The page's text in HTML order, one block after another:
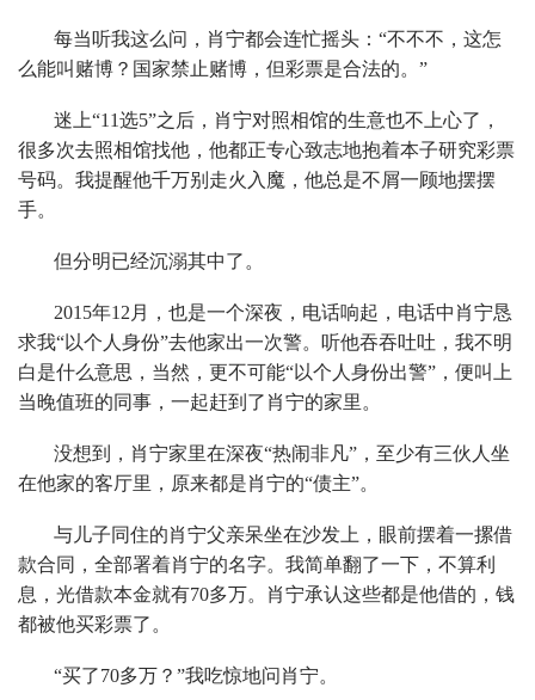
每当听我这么问，肖宁都会连忙摇头：“不不不，这怎
么能叫赌博？国家禁止赌博，但彩票是合法的。”
迷上“11选5”之后，肖宁对照相馆的生意也不上心了，
很多次去照相馆找他，他都正专心致志地抱着本子研究彩票
号码。我提醒他千万别走火入魔，他总是不屑一顾地摆摆
手。
但分明已经沉溺其中了。
2015年12月，也是一个深夜，电话响起，电话中肖宁恳
求我“以个人身份”去他家出一次警。听他吞吞吐吐，我不明
白是什么意思，当然，更不可能“以个人身份出警”，便叫上
当晚值班的同事，一起赶到了肖宁的家里。
没想到，肖宁家里在深夜“热闹非凡”，至少有三伙人坐
在他家的客厅里，原来都是肖宁的“债主”。
与儿子同住的肖宁父亲呆坐在沙发上，眼前摆着一摞借
款合同，全部署着肖宁的名字。我简单翻了一下，不算利
息，光借款本金就有70多万。肖宁承认这些都是他借的，钱
都被他买彩票了。
“买了70多万？”我吃惊地问肖宁。